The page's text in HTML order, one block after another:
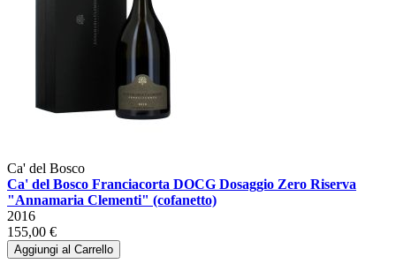
Ca' del Bosco
Ca' del Bosco Franciacorta DOCG Dosaggio Zero Riserva
"Annamaria Clementi" (cofanetto)
2016
155,00 €
Aggiungi al Carrello